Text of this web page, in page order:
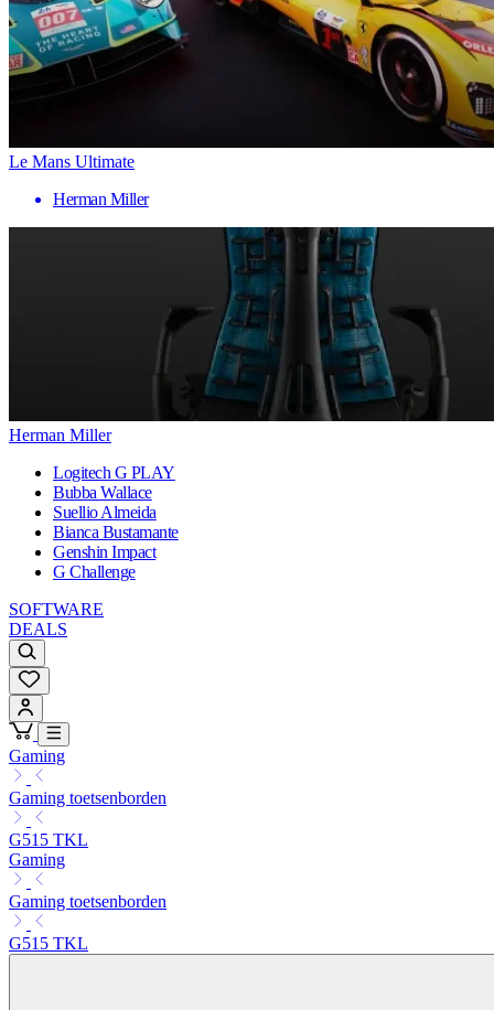
Le Mans Ultimate
Herman Miller
Herman Miller
Logitech G PLAY
Bubba Wallace
Suellio Almeida
Bianca Bustamante
Genshin Impact
G Challenge
SOFTWARE
DEALS
Gaming
Gaming toetsenborden
G515 TKL
Gaming
Gaming toetsenborden
G515 TKL